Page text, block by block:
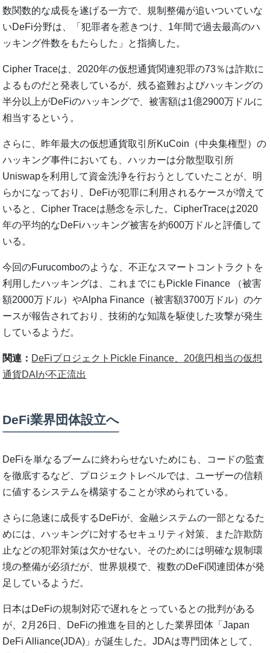
数関数的な成長を遂げる一方で、規制整備が追いついていな
いDeFi分野は、「犯罪者を惹きつけ、1年間で過去最高のハ
ッキング件数をもたらした」と指摘した。
Cipher Traceは、2020年の仮想通貨関連犯罪の73％は詐欺に
よるものだと発表しているが、残る盗難およびハッキングの
半分以上がDeFiのハッキングで、被害額は1億2900万ドルに
相当するという。
さらに、昨年最大の仮想通貨取引所KuCoin（中央集権型）の
ハッキング事件においても、ハッカーは分散型取引所
Uniswapを利用して資金洗浄を行おうとしていたことが、明
らかになっており、DeFiが犯罪に利用されるケースが増えて
いると、Cipher Traceは懸念を示した。CipherTraceは2020
年の平均的なDeFiハッキング被害を約600万ドルと評価して
いる。
今回のFurucomboのような、不正なスマートコントラクトを
利用したハッキングは、これまでにもPickle Finance （被害
額2000万ドル）やAlpha Finance（被害額3700万ドル）のケ
ースが報告されており、技術的な知識を駆使した攻撃が発生
しているようだ。
関連： DeFiプロジェクトPickle Finance、20億円相当の仮想
通貨DAIが不正流出
DeFi業界団体設立へ
DeFiを単なるブームに終わらせないためにも、コードの監査
を徹底するなど、プロジェクトレベルでは、ユーザーの信頼
に値するシステムを構築することが求められている。
さらに急速に成長するDeFiが、金融システムの一部となるた
めには、ハッキングに対するセキュリティ対策、また詐欺防
止などの犯罪対策は欠かせない。そのためには明確な規制環
境の整備が必須だが、世界規模で、複数のDeFi関連団体が発
足しているようだ。
日本はDeFiの規制対応で遅れをとっているとの批判がある
が、2月26日、DeFiの推進を目的とした業界団体「Japan
DeFi Alliance(JDA)」が誕生した。JDAは専門団体として、